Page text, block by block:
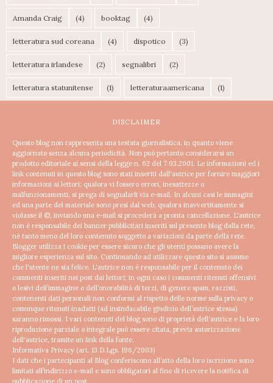
Amanda Craig (4) booktag (4)
letteratura sud coreana (4) dispotico (3)
letteratura irlandese (2) segnalibri (2)
letteratura statunitense (1) letteraturaamericana (1)
DISCLAIMER
Questo blog non rappresenta una testata giornalistica, in quanto viene
aggiornato senza alcuna periodicità. Non può pertanto considerarsi un
prodotto editoriale ai sensi della legge n. 62 del 7.03.2001. Le informazioni ed i
link contenuti in questo blog sono stati inseriti dall'autrice per fornire maggiori
informazioni ai lettori; qualora vi fossero errori, inesattezze o
malfunzionamenti, si prega di segnalarli via e-mail. In alcuni casi le immagini
ed una parte del materiale sono presi dal web; qualora inavvertitamente si
violasse il ©, inviando una e-mail si procederà a pronta cancellazione. L'autrice
non è responsabile dei banner pubblicitari inseriti sul presente blog dalla rete,
né tanto meno del loro contenuto soggetto a variazioni da parte della rete.
Blogger utilizza i cookie per essere sicuro che gli utenti possano avere la
migliore esperienza sul sito. Continuando ad utilizzare questo sito si assume
che l'utente ne sia felice. L'autrice non è responsabile per il contenuto dei
commenti inseriti nei post dai lettori; in ogni caso i commenti ritenuti offensivi
o lesivi dell’immagine o dell’onorabilità di terzi, di genere spam, razzisti,
contenenti dati personali non conformi al rispetto delle norme sulla privacy o
comunque ritenuti inadatti (ad insindacabile giudizio dell’autrice stessa)
saranno rimossi. I vari contenuti del blog sono di proprietà dell'autrice e la loro
riproduzione parziale o integrale può essere citata, previa autorizzazione
dell'autrice, tramite un link della fonte.
Informativa Privacy (art. 13 D.Lgs. 196/2003)
I dati che i partecipanti al Blog conferiscono all’atto della loro iscrizione sono
limitati all’indirizzo e-mail e sono obbligatori al fine di ricevere la notifica di
pubblicazione di un post.